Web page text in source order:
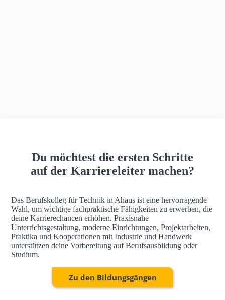
Du möchtest die ersten Schritte
auf der Karriereleiter machen?
Das Berufskolleg für Technik in Ahaus ist eine hervorragende
Wahl, um wichtige fachpraktische Fähigkeiten zu erwerben, die
deine Karrierechancen erhöhen. Praxisnahe
Unterrichtsgestaltung, moderne Einrichtungen, Projektarbeiten,
Praktika und Kooperationen mit Industrie und Handwerk
unterstützen deine Vorbereitung auf Berufsausbildung oder
Studium.
Zu den Bildungsgängen